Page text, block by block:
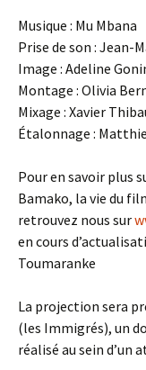
Musique : Mu Mbana
Prise de son : Jean-
Image : Adeline
Montage : Olivia
Mixage : Xavier
Étalonnage :
Pour en savoir plus
Bamako, la vie du
retrouvez nous sur
en cours
Toumaranke
La projection sera
(les Immigrés), un
réalisé au sein d’un